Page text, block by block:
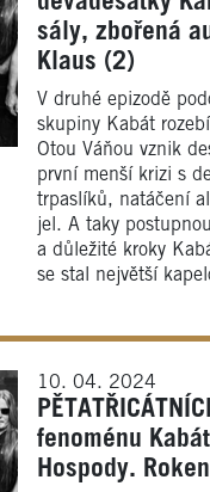
sály, zbořená
Klaus (2)
V druhé epizodě
skupiny Kabát
Otou Váňou vznik
první menší krizi s
trpaslíků, natáčení
jel. A taky
a důležité kroky
se stal největší
10. 04. 2024
fenoménu
Hospody.